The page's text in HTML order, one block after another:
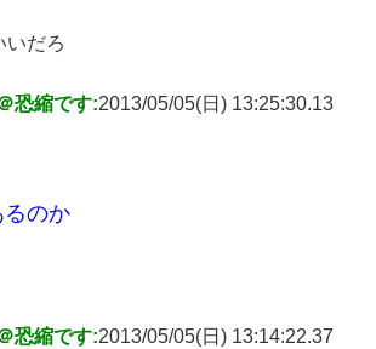
いだろ
恐縮です:2013/05/05(日) 13:25:30.13
るのか
恐縮です:2013/05/05(日) 13:14:22.37